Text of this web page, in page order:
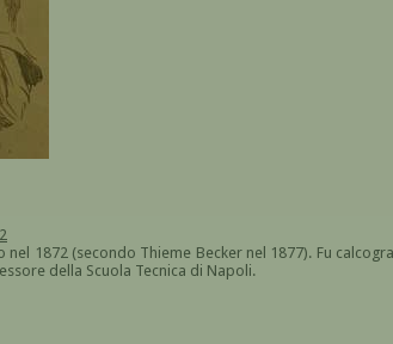
nel 1872 (secondo Thieme Becker nel 1877). Fu
della Scuola Tecnica di Napoli.